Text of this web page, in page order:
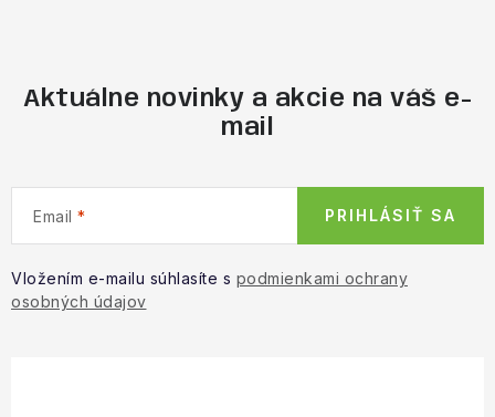
Aktuálne novinky a akcie na váš e-
mail
Email
Vložením e-mailu súhlasíte s podmienkami ochrany
osobných údajov
PRIHLÁSIŤ SA